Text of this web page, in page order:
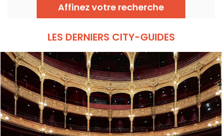
Affinez votre recherche
LES DERNIERS CITY-GUIDES